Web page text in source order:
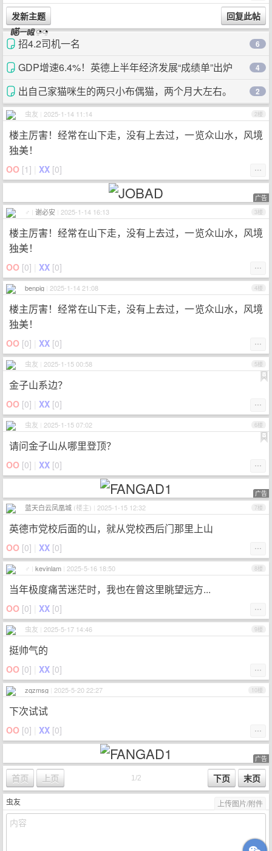
招4.2司机一名 6
GDP增速6.4%！英德上半年经济发展“成绩单”出炉 4
出自己家猫咪生的两只小布偶猫，两个月大左右。
有兴趣 ...
2
虫友 2025-1-14 11:14 2楼
楼主厉害！经常在山下走，没有上去过，一览众山水，风境
独美！
⋯
OO [1] XX [0]
广告
♂ 谢必安 2025-1-14 16:13 3楼
楼主厉害！经常在山下走，没有上去过，一览众山水，风境
独美！
⋯
OO [0] XX [0]
benpig 2025-1-14 21:08 4楼
楼主厉害！经常在山下走，没有上去过，一览众山水，风境
独美！
⋯
OO [0] XX [0]
虫友 2025-1-15 00:58 5楼
金子山系边？
⋯
OO [0] XX [0]
虫友 2025-1-15 07:02 6楼
请问金子山从哪里登顶？
⋯
OO [0] XX [0]
广告
蓝天白云凤凰城 (楼主) 2025-1-15 12:32 7楼
英德市党校后面的山，就从党校西后门那里上山
⋯
OO [0] XX [0]
♂ kevinlam 2025-5-16 18:50 8楼
当年极度痛苦迷茫时，我也在曾这里眺望远方...
⋯
OO [0] XX [0]
虫友 2025-5-17 14:46 9楼
挺帅气的
⋯
OO [0] XX [0]
zqzmsg 2025-5-20 22:27 10楼
下次试试
⋯
OO [0] XX [0]
广告
上传图片/附件
虫友